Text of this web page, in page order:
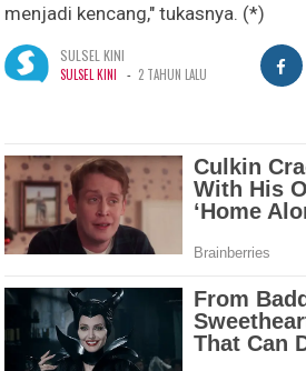
menjadi kencang," tukasnya. (*)
SULSEL KINI
SULSEL KINI - 2 TAHUN LALU